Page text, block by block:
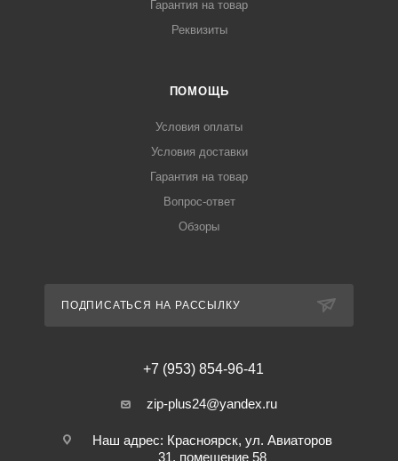
Гарантия на товар
Реквизиты
ПОМОЩЬ
Условия оплаты
Условия доставки
Гарантия на товар
Вопрос-ответ
Обзоры
ПОДПИСАТЬСЯ НА РАССЫЛКУ
+7 (953) 854-96-41
zip-plus24@yandex.ru
Наш адрес: Красноярск, ул. Авиаторов
31, помещение 58